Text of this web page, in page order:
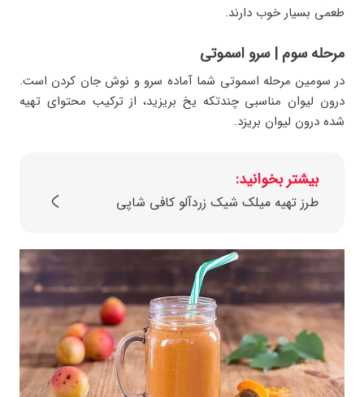
طعمی بسیار خوب دارند.
مرحله سوم | سرو اسموتی
در سومین مرحله اسموتی شما آماده سرو و نوش‌ جان‌ کردن است.
درون لیوان مناسبی چندتکه یخ بریزید، از ترکیب محتوای تهیه
شده درون لیوان بریزد.
بیشتر بخوانید:
طرز تهیه میلک شیک زردآلو کافی شاپی